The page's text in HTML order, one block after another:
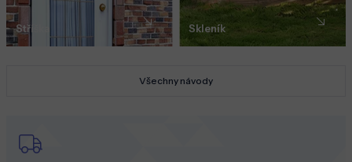
Stříška Skleník
Všechny návody